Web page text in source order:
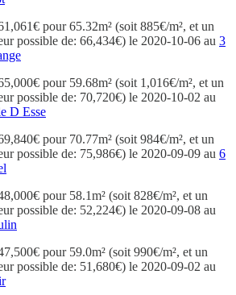
pour 65.32m² (soit 885€/m², et un
possible de: 66,434€) le 2020-10-06 au 3
pour 59.68m² (soit 1,016€/m², et un
possible de: 70,720€) le 2020-10-02 au
D Esse
pour 70.77m² (soit 984€/m², et un
possible de: 75,986€) le 2020-09-09 au 6
pour 58.1m² (soit 828€/m², et un
possible de: 52,224€) le 2020-09-08 au
pour 59.0m² (soit 990€/m², et un
possible de: 51,680€) le 2020-09-02 au